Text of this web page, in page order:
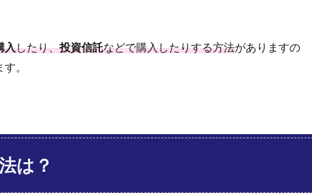
入したり、投資信託などで購入したりする方法がありますの
。
は？